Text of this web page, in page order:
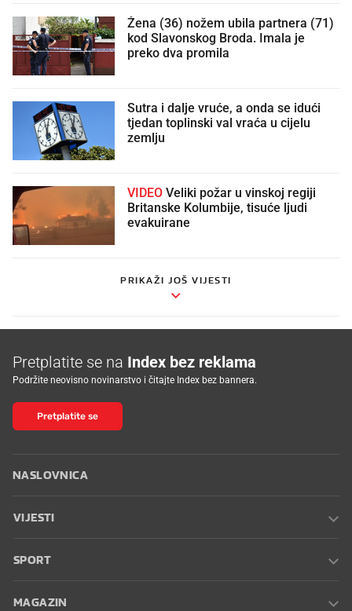
Žena (36) nožem ubila partnera (71)
kod Slavonskog Broda. Imala je
preko dva promila
Sutra i dalje vruće, a onda se idući
tjedan toplinski val vraća u cijelu
zemlju
VIDEO
Britanske Kolumbije, tisuće ljudi
evakuirane
PRIKAŽI JOŠ VIJESTI
Pretplatite se na Index bez reklama
Podržite neovisno novinarstvo i čitajte Index bez bannera.
Pretplatite se
NASLOVNICA
VIJESTI
SPORT
MAGAZIN